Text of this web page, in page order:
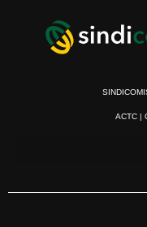
ACTC |